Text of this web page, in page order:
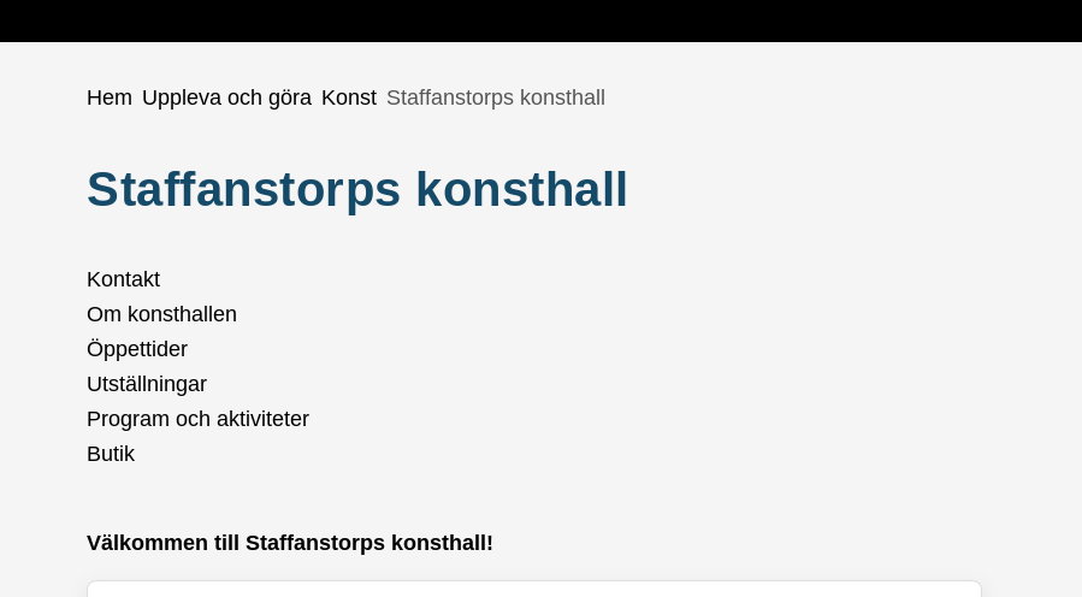
Du är här:
Hem Uppleva och göra Konst Staffanstorps konsthall
Staffanstorps konsthall
Kontakt
Om konsthallen
Öppettider
Utställningar
Program och aktiviteter
Butik
Välkommen till Staffanstorps konsthall!